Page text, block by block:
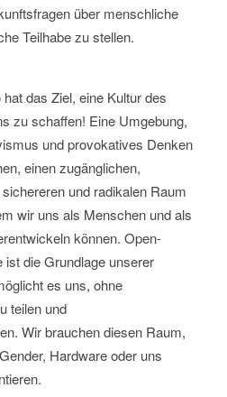
über menschliche
Teilhabe zu stellen.
hat das Ziel, eine Kultur des
zu schaffen! Eine Umgebung,
und provokatives Denken
einen zugänglichen,
und radikalen Raum
wir uns als Menschen und als
können. Open-
ist die Grundlage unserer
es uns, ohne
teilen und
Wir brauchen diesen Raum,
Hardware oder uns